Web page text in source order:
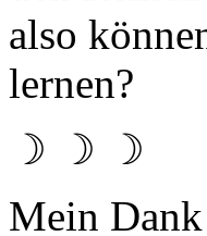
also
lernen?
☽ ☽ ☽
Mein